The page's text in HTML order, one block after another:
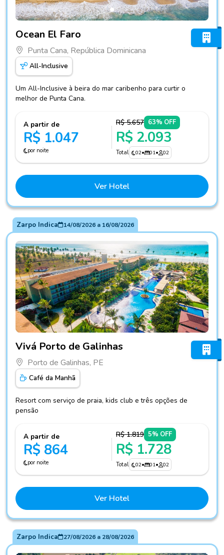
Ocean El Faro
Punta Cana, República Dominicana
All-Inclusive
Um All-Inclusive à beira do mar caribenho para curtir o
melhor de Punta Cana.
A partir de
R$ 1.047
por noite
R$ 5.657 63% OFF
R$ 2.093
Total 02• 01• 02
Ver Hotel
Zarpo Indica 14/08/2026a 16/08/2026
Vivá Porto de Galinhas
Porto de Galinhas, PE
Café da Manhã
Resort com serviço de praia, kids club e três opções de
pensão
A partir de
R$ 864
por noite
R$ 1.819 5% OFF
R$ 1.728
Total 02• 01• 02
Ver Hotel
Zarpo Indica 27/08/2026a 28/08/2026